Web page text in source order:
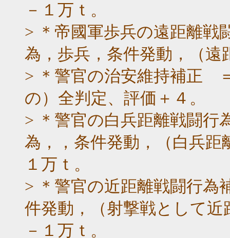
－１万ｔ。
> ＊帝國軍歩兵の遠距離
為，歩兵，条件発動，（
> ＊警官の治安維持補正
の）全判定、評価＋４。
> ＊警官の白兵距離戦闘
為，，条件発動，（白兵
１万ｔ。
> ＊警官の近距離戦闘行
件発動，（射撃戦として
－１万ｔ。